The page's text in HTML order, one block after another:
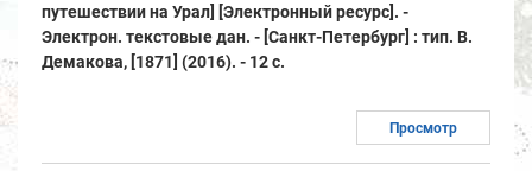
путешествии на Урал] [Электронный ресурс]. -
Электрон. текстовые дан. - [Санкт-Петербург] : тип. В.
Демакова, [1871] (2016). - 12 с.
Просмотр